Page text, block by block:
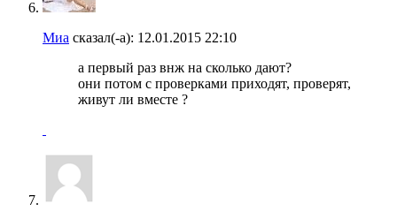
Миа сказал(-а): 12.01.2015 22:10
а первый раз внж на сколько дают?
они потом с проверками приходят, проверят,
живут ли вместе ?